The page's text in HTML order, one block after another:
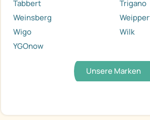
Tabbert
Trigano
Weinsberg
Wigo
Wilk
YGOnow
Unsere Marken